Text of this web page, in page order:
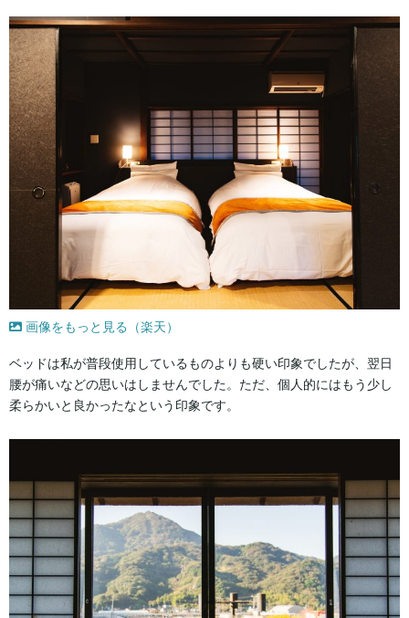
画像をもっと見る（楽天）
ベッドは私が普段使用しているものよりも硬い印象でしたが、翌日
腰が痛いなどの思いはしませんでした。ただ、個人的にはもう少し
柔らかいと良かったなという印象です。